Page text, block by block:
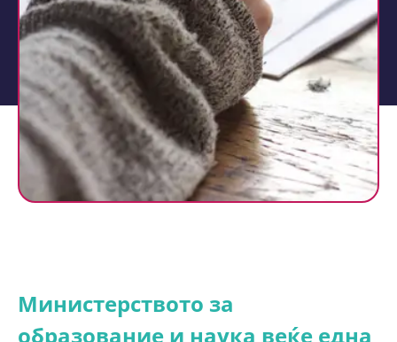
Министерството за
образование и наука веќе една